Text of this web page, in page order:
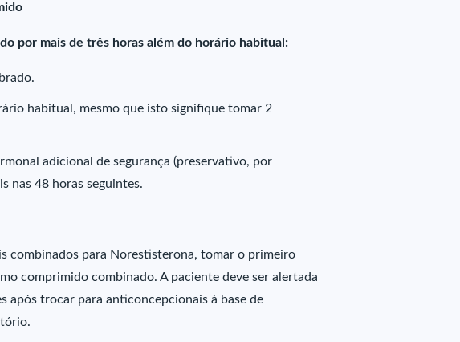
por mais de três horas além do horário habitual:
habitual, mesmo que isto signifique tomar 2
adicional de segurança (preservativo, por
nas 48 horas seguintes.
combinados para Norestisterona, tomar o primeiro
comprimido combinado. A paciente deve ser alertada
após trocar para anticoncepcionais à base de